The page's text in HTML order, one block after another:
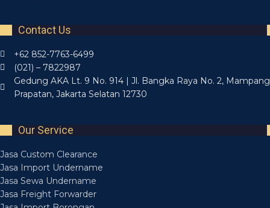
Contact Us
+62 852-7763-6499
(021) – 7822987
Gedung AKA Lt. 9 No. 914 | Jl. Bangka Raya No. 2, Mampang
Prapatan, Jakarta Selatan 12730
Our Service
Jasa Custom Clearance
Jasa Import Undername
Jasa Sewa Undername
Jasa Freight Forwarder